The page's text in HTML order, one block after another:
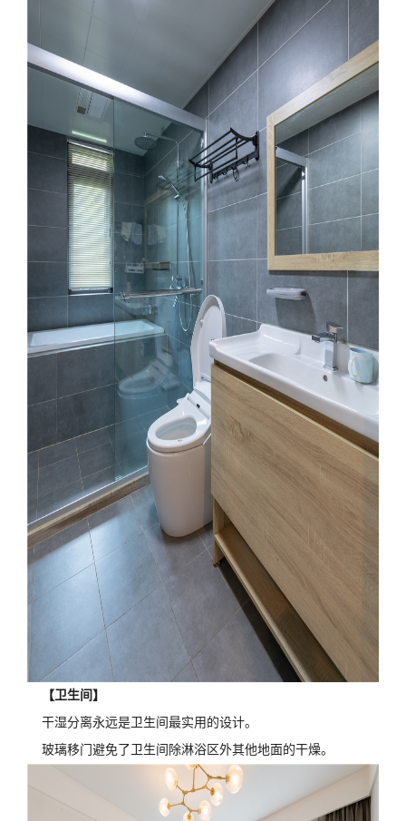
【卫生间】
干湿分离永远是卫生间最实用的设计。
玻璃移门避免了卫生间除淋浴区外其他地面的干燥。